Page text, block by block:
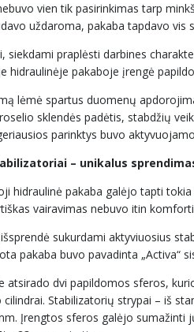
vien tik pasirinkimas tarp
uždaroma, pakaba tapdavo vis
siekdami praplėsti darbines
hidraulinėje pakaboje įrengė
lėmė spartus duomenų
sklendės padėtis, stabdžių
parinktys buvo
– unikalus
hidraulinė pakaba galėjo tapti
vairavimas nebuvo itin
sukurdami aktyviuosius
pakaba buvo pavadinta „Activa“
atsirado dvi papildomos sferos,
Stabilizatorių strypai – iš
Įrengtos sferos galėjo